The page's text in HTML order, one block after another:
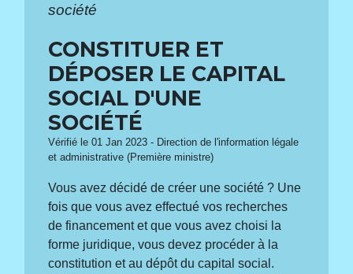
société
CONSTITUER ET
DÉPOSER LE CAPITAL
SOCIAL D'UNE
SOCIÉTÉ
Vérifié le 01 Jan 2023 - Direction de l'information légale
et administrative (Première ministre)
Vous avez décidé de créer une société ? Une
fois que vous avez effectué vos recherches
de financement et que vous avez choisi la
forme juridique, vous devez procéder à la
constitution et au dépôt du capital social.